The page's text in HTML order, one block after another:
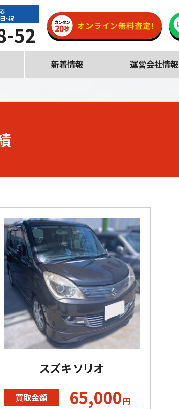
・祝
52
新着情報 運営会社情報
スズキ ソリオ
買取金額 65,000円